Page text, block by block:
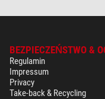
BEZPIECZEŃSTWO &
Regulamin
Impressum
Privacy
Take-back & Recycling